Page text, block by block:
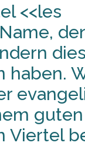
<<les
haben.
guten
Viertel